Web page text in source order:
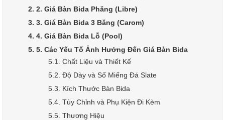
2. 2. Giá Bàn Bida Phăng (Libre)
3. 3. Giá Bàn Bida 3 Băng (Carom)
4. 4. Giá Bàn Bida Lỗ (Pool)
5. 5. Các Yếu Tố Ảnh Hưởng Đến Giá Bàn Bida
5.1. Chất Liệu và Thiết Kế
5.2. Độ Dày và Số Miếng Đá Slate
5.3. Kích Thước Bàn Bida
5.4. Tùy Chỉnh và Phụ Kiện Đi Kèm
5.5. Thương Hiệu